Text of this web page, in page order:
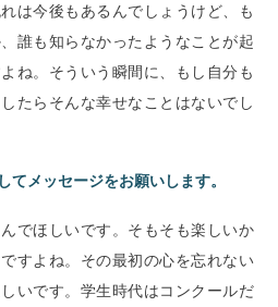
は今後もあるんでしょうけど、も
誰も知らなかったようなことが起
ね。そういう瞬間に、もし自分も
たらそんな幸せなことはないでし
てメッセージをお願いします。
でほしいです。そもそも楽しいか
すよね。その最初の心を忘れない
いです。学生時代はコンクールだ